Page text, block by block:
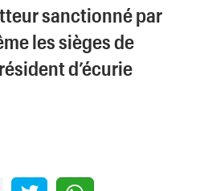
sanctionné par
les sièges de
d’écurie